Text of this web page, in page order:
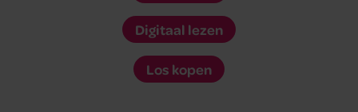
Digitaal lezen
Los kopen